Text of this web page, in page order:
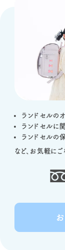
ランドセルの
ランドセルに
ランドセルの
など、お気軽に